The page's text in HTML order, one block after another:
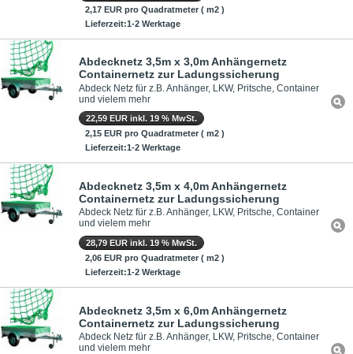
2,17 EUR pro Quadratmeter ( m2 )
Lieferzeit:1-2 Werktage
Abdecknetz 3,5m x 3,0m Anhängernetz
Containernetz zur Ladungssicherung
Abdeck Netz für z.B. Anhänger, LKW, Pritsche, Container
und vielem mehr
22,59 EUR inkl. 19 % MwSt.
2,15 EUR pro Quadratmeter ( m2 )
Lieferzeit:1-2 Werktage
Abdecknetz 3,5m x 4,0m Anhängernetz
Containernetz zur Ladungssicherung
Abdeck Netz für z.B. Anhänger, LKW, Pritsche, Container
und vielem mehr
28,79 EUR inkl. 19 % MwSt.
2,06 EUR pro Quadratmeter ( m2 )
Lieferzeit:1-2 Werktage
Abdecknetz 3,5m x 6,0m Anhängernetz
Containernetz zur Ladungssicherung
Abdeck Netz für z.B. Anhänger, LKW, Pritsche, Container
und vielem mehr